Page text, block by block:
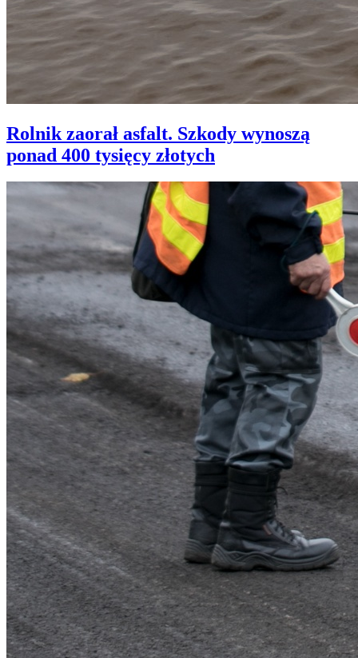
Rolnik zaorał asfalt. Szkody wynoszą
ponad 400 tysięcy złotych